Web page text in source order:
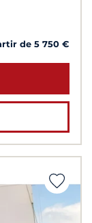
de 5 750 €